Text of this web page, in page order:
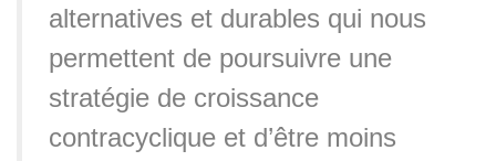
alternatives et durables qui nous
permettent de poursuivre une
stratégie de croissance
contracyclique et d’être moins